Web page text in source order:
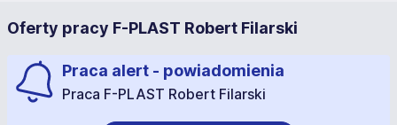
Oferty pracy F-PLAST Robert Filarski
Praca alert - powiadomienia
Praca F-PLAST Robert Filarski